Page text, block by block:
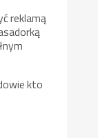
reklamą
kto